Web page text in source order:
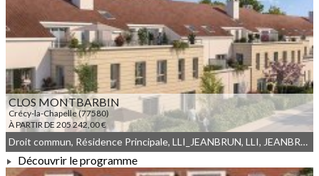
À PARTIR DE 131 000,00 €
CLOS MONTBARBIN
Crécy-la-Chapelle (77580)
À PARTIR DE 205 242,00 €
Droit commun, Résidence Principale, LLI_JEANBRUN, LLI, JEANBRUN, Meublé non géré
Découvrir le programme